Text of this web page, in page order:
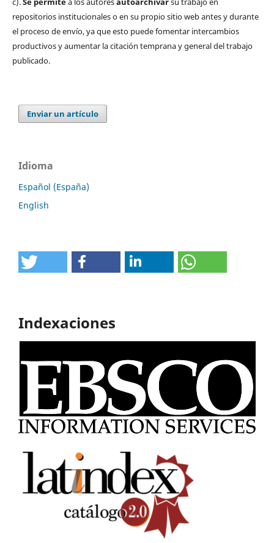
repositorios institucionales o en su propio sitio web antes y durante
el proceso de envío, ya que esto puede fomentar intercambios
productivos y aumentar la citación temprana y general del trabajo
publicado.
Enviar un artículo
Idioma
Español (España)
English
Indexaciones